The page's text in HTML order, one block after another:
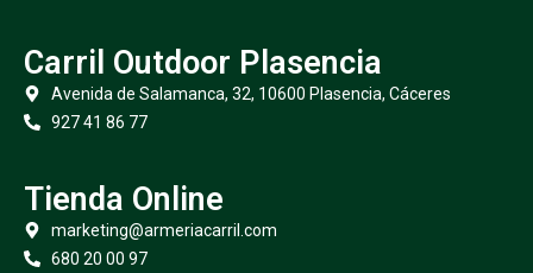
Carril Outdoor Plasencia
Avenida de Salamanca, 32, 10600 Plasencia, Cáceres
927 41 86 77
Tienda Online
marketing@armeriacarril.com
680 20 00 97